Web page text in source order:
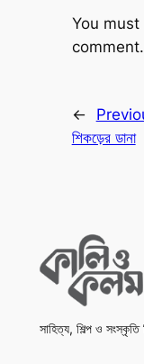
You must
comment.
←
শিকড়ের ডানা
সাহিত্য, শিল্প ও